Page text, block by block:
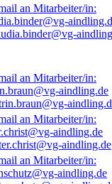
aindling.de